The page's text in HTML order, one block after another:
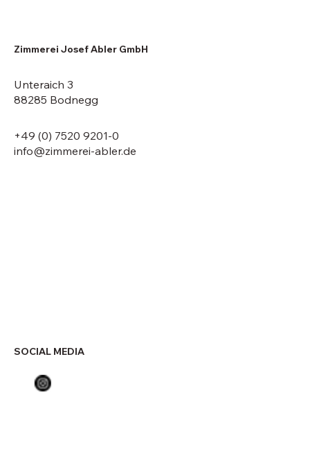
Zimmerei Josef Abler GmbH
Unteraich 3
88285 Bodnegg
+49 (0) 7520 9201-0
info@zimmerei-abler.de
SOCIAL MEDIA